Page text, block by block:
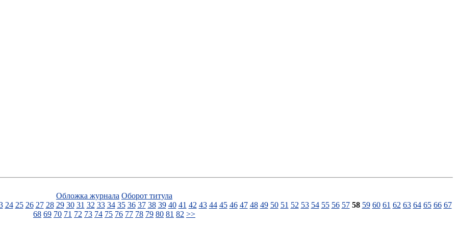
Обложка журнала Оборот титула
24 25 26 27 28 29 30 31 32 33 34 35 36 37 38 39 40 41 42 43 44 45 46 47 48 49 50 51 52 53 54 55 56 57 58 59 60 61 62 63 64 65 66 67
68 69 70 71 72 73 74 75 76 77 78 79 80 81 82 >>